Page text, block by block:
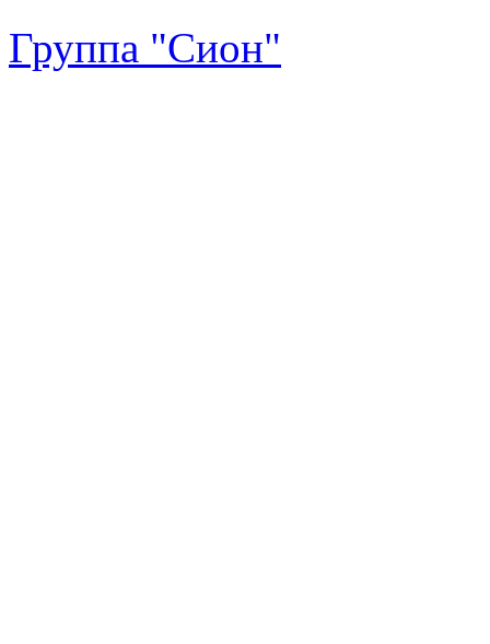
Группа "Сион"